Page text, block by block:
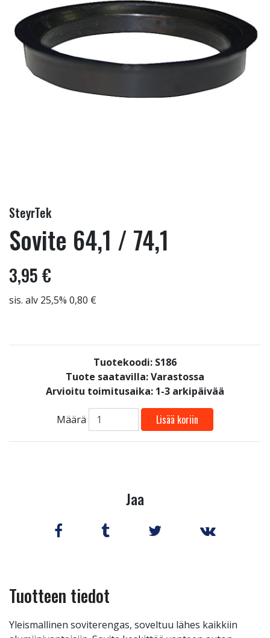
SteyrTek
Sovite 64,1 / 74,1
3,95 €
sis. alv 25,5% 0,80 €
Tuotekoodi: S186
Tuote saatavilla:Varastossa
Arvioitu toimitusaika: 1-3 arkipäivää
Määrä Lisää koriin
Jaa
Tuotteen tiedot
Yleismallinen soviterengas, soveltuu lähes kaikkiin